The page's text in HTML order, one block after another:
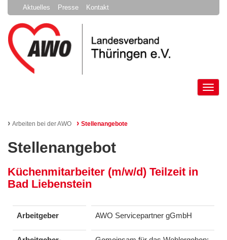
Aktuelles Presse Kontakt
› Arbeiten bei der AWO › Stellenangebote
Stellenangebot
Küchenmitarbeiter (m/w/d) Teilzeit in
Bad Liebenstein
Arbeitgeber AWO Servicepartner gGmbH